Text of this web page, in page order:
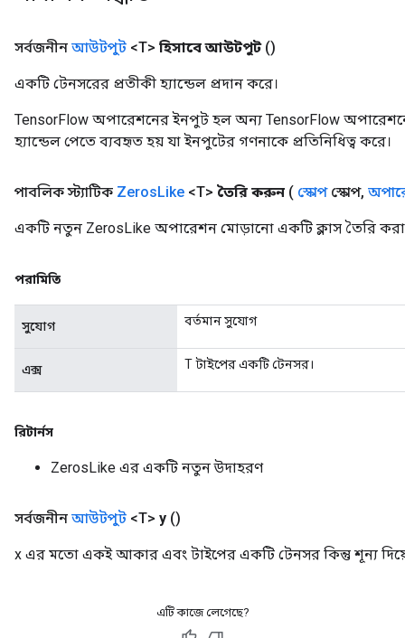
সর্বজনীন আউটপুট <T> হিসাবে আউটপুট ()
একটি টেনসরের প্রতীকী হ্যান্ডেল প্রদান করে।
TensorFlow অপারেশনের ইনপুট হল অন্য TensorFlow
হ্যান্ডেল পেতে ব্যবহৃত হয় যা ইনপুটের গণনাকে প্রতিনিধিত্ব করে।
পাবলিক স্ট্যাটিক ZerosLike <T> তৈরি করুন ( স্কোপস্কোপ,
একটি নতুন ZerosLike অপারেশন মোড়ানো একটি ক্লাস তৈরি
পরামিতি
সুযোগ বর্তমান সুযোগ
এক্স T টাইপের একটি টেনসর।
রিটার্নস
ZerosLike এর একটি নতুন উদাহরণ
সর্বজনীন আউটপুট <T> y ()
x এর মতো একই আকার এবং টাইপের একটি টেনসর কিন্তু শূন্য দিয়ে
এটি কাজে লেগেছে?